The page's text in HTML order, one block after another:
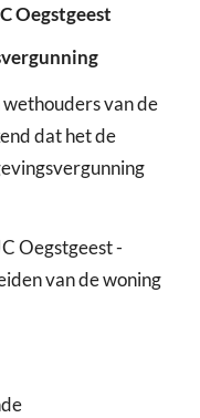
Oegstgeest
van de
dat het de
Oegstgeest -
van de woning